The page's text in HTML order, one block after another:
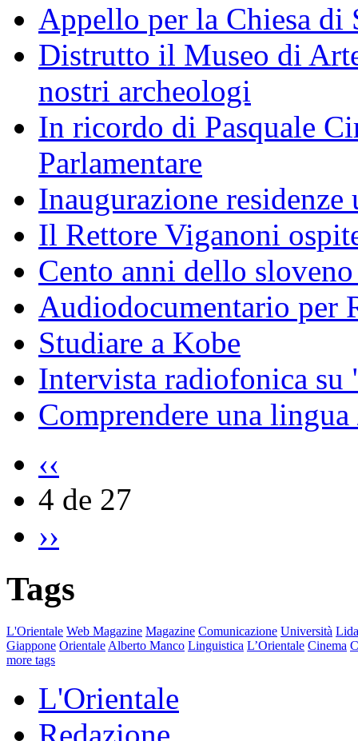
Appello per la Chiesa di
Distrutto il Museo di
nostri archeologi
In ricordo di Pasquale
Parlamentare
Inaugurazione
Il Rettore Viganoni
Cento anni dello
Audiodocumentario per
Studiare a Kobe
Intervista radiofonica
Comprendere una
‹‹
4 de 27
››
Tags
L'Orientale Web Magazine Magazine Comunicazione Università
Giappone Orientale Alberto Manco Linguistica L’Orientale Cinema
more tags
L'Orientale
Redazione